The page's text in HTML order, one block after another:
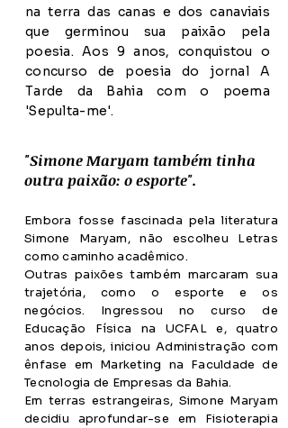
na terra das canas e dos canaviais
que germinou sua paixão pela
poesia. Aos 9 anos, conquistou o
concurso de poesia do jornal A
Tarde da Bahia com o poema
'Sepulta-me'.
"Simone Maryam também tinha
outra paixão: o esporte".
Embora fosse fascinada pela literatura
Simone Maryam, não escolheu Letras
como caminho acadêmico.
Outras paixões também marcaram sua
trajetória, como o esporte e os
negócios. Ingressou no curso de
Educação Física na UCFAL e, quatro
anos depois, iniciou Administração com
ênfase em Marketing na Faculdade de
Tecnologia de Empresas da Bahia.
Em terras estrangeiras, Simone Maryam
decidiu aprofundar-se em Fisioterapia